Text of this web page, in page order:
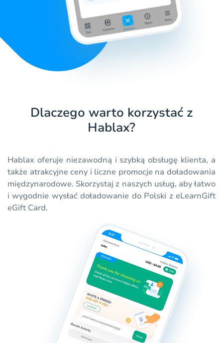
Dlaczego warto korzystać z
Hablax?
Hablax oferuje niezawodną i szybką obsługę klienta, a
także atrakcyjne ceny i liczne promocje na doładowania
międzynarodowe. Skorzystaj z naszych usług, aby łatwo
i wygodnie wysłać doładowanie do Polski z eLearnGift
eGift Card.